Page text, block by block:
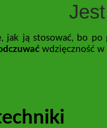
jak ją stosować, bo po
wdzięczność w